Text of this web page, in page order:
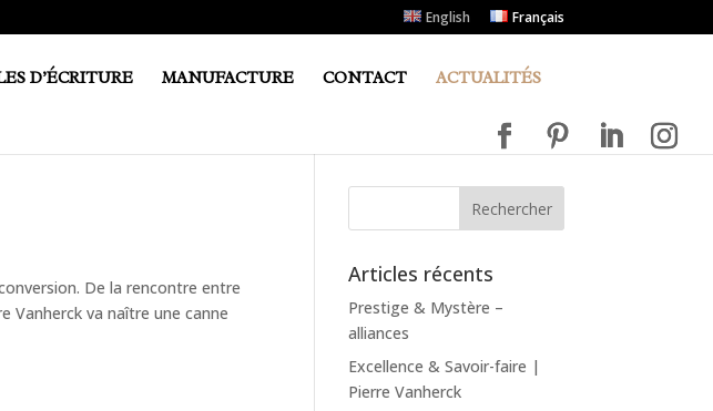
English Français
D’ÉCRITURE MANUFACTURE CONTACT ACTUALITÉS
De la rencontre entre
Vanherck va naître une canne
Articles récents
Prestige & Mystère –
alliances
Excellence & Savoir-faire |
Pierre Vanherck